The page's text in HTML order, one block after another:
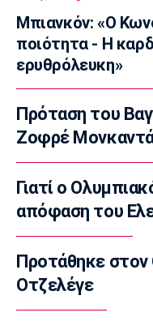
22:58
EuroLeague
Ενδιαφέρον της
Στίβος
Παγκόσμιο Κ20:
Μπακογιάννη,
22:49
Super League 1
Αστέρας
του Πύργου
22:47
Μπιανκόν: «Ο
ποιότητα - Η
ερυθρόλευκη»
Πρόταση του
Ζοφρέ
Γιατί ο
απόφαση του
Προτάθηκε στον
Οτζελέγε